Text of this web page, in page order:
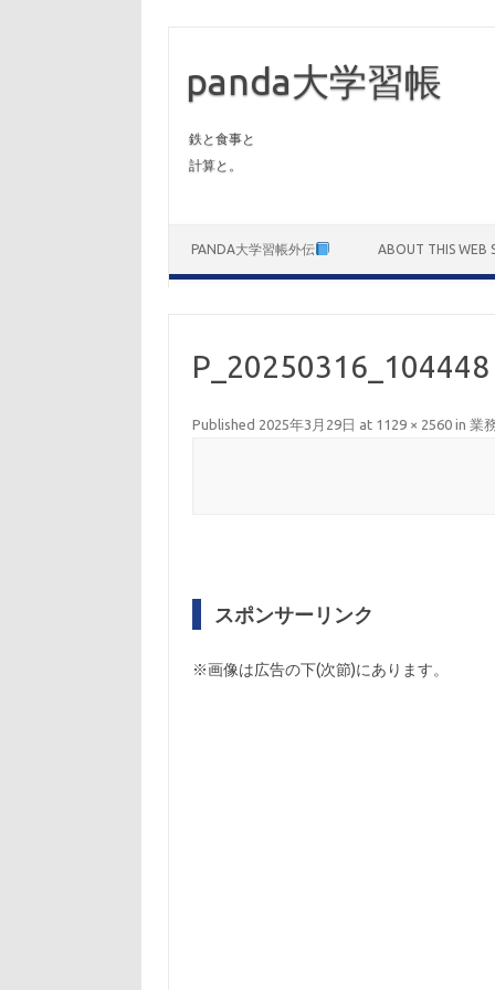
panda大学習帳
鉄と食事と
計算と。
PANDA大学習帳外伝 ABOUT THIS WEB
P_20250316_104448
Published 2025年3月29日 at 1129 × 2560in 業
スポンサーリンク
※画像は広告の下(次節)にあります。